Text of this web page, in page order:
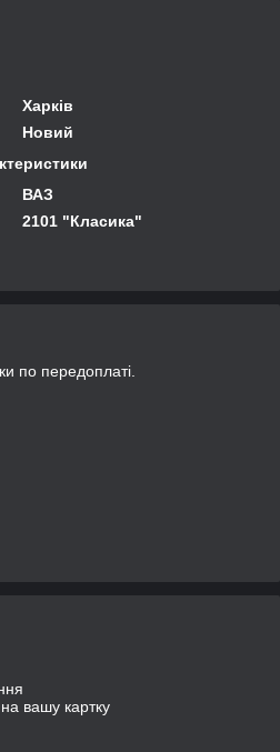
Харків
Новий
ВАЗ
2101 "Класика"
по передоплаті.
вашу картку